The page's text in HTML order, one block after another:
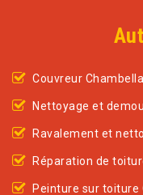
Couvreur
Nettoyage et
Ravalement et
Réparation de
Peinture sur toiture